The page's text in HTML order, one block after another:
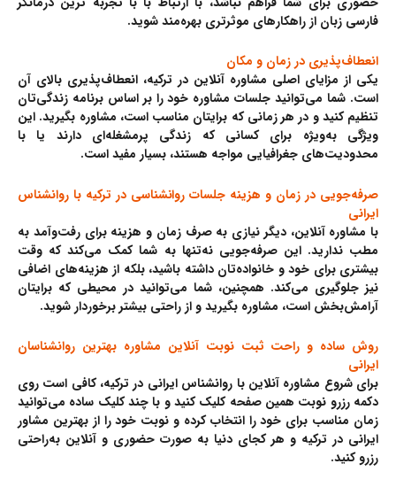
فارسی زبان از راهکارهای موثرتری بهره‌مند شوید.
انعطاف‌پذیری در زمان و مکان
یکی از مزایای اصلی مشاوره آنلاین در ترکیه، انعطاف‌پذیری بالای آن
است. شما می‌توانید جلسات مشاوره خود را بر اساس برنامه زندگی‌تان
تنظیم کنید و در هر زمانی که برایتان مناسب است، مشاوره بگیرید. این
ویژگی به‌ویژه برای کسانی که زندگی پرمشغله‌ای دارند یا با
محدودیت‌های جغرافیایی مواجه هستند، بسیار مفید است.
صرفه‌جویی در زمان و هزینه جلسات روانشناسی در ترکیه با روانشناس
ایرانی
با مشاوره آنلاین، دیگر نیازی به صرف زمان و هزینه برای رفت‌وآمد به
مطب ندارید. این صرفه‌جویی نه‌تنها به شما کمک می‌کند که وقت
بیشتری برای خود و خانواده‌تان داشته باشید، بلکه از هزینه‌های اضافی
نیز جلوگیری می‌کند. همچنین، شما می‌توانید در محیطی که برایتان
آرامش‌بخش است، مشاوره بگیرید و از راحتی بیشتر برخوردار شوید.
روش ساده و راحت ثبت نوبت آنلاین مشاوره بهترین روانشناسان
ایرانی
برای شروع مشاوره آنلاین با روانشناس ایرانی در ترکیه، کافی است روی
دکمه رزرو نوبت همین صفحه کلیک کنید و با چند کلیک ساده می‌توانید
زمان مناسب برای خود را انتخاب کرده و نوبت خود را از بهترین مشاور
ایرانی در ترکیه و هر کجای دنیا به صورت حضوری و آنلاین به‌راحتی
رزرو کنید.